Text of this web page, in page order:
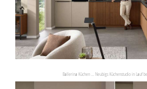
Ballerina Küchen ... Neubigs Küchenstudio in Lauf